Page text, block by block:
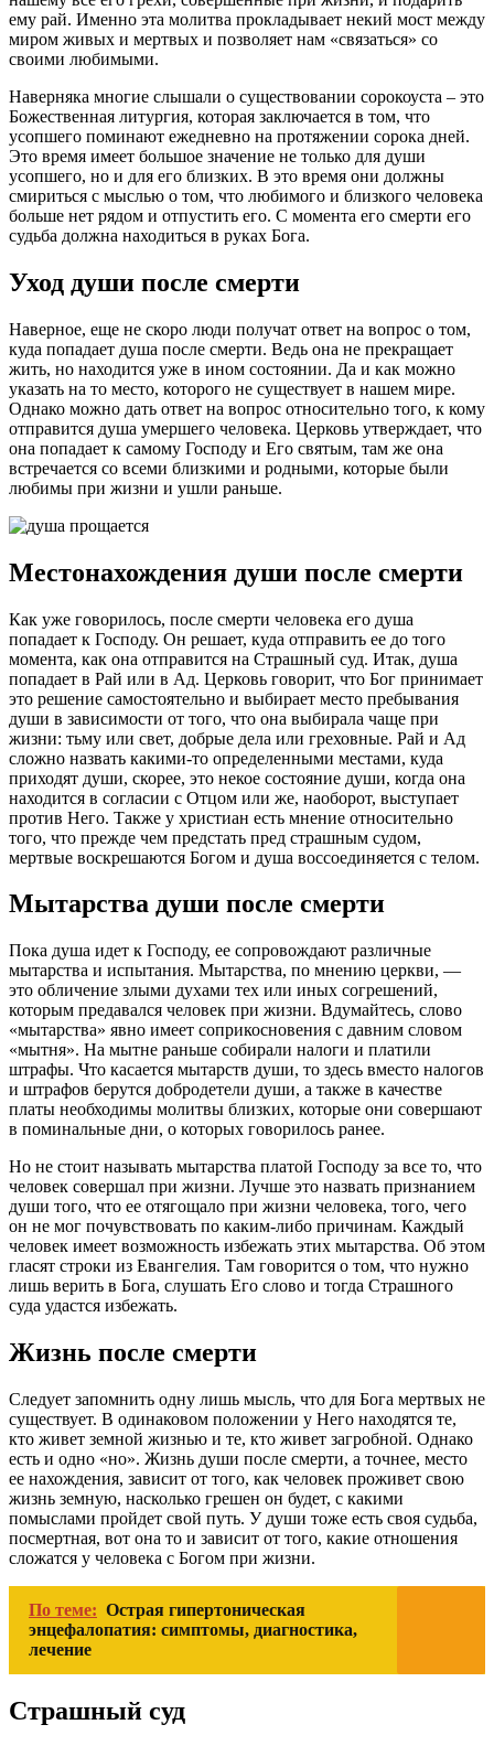
ему рай. Именно эта молитва прокладывает некий мост между
миром живых и мертвых и позволяет нам «связаться» со
своими любимыми.
Наверняка многие слышали о существовании сорокоуста – это
Божественная литургия, которая заключается в том, что
усопшего поминают ежедневно на протяжении сорока дней.
Это время имеет большое значение не только для души
усопшего, но и для его близких. В это время они должны
смириться с мыслью о том, что любимого и близкого человека
больше нет рядом и отпустить его. С момента его смерти его
судьба должна находиться в руках Бога.
Уход души после смерти
Наверное, еще не скоро люди получат ответ на вопрос о том,
куда попадает душа после смерти. Ведь она не прекращает
жить, но находится уже в ином состоянии. Да и как можно
указать на то место, которого не существует в нашем мире.
Однако можно дать ответ на вопрос относительно того, к кому
отправится душа умершего человека. Церковь утверждает, что
она попадает к самому Господу и Его святым, там же она
встречается со всеми близкими и родными, которые были
любимы при жизни и ушли раньше.
Местонахождения души после смерти
Как уже говорилось, после смерти человека его душа
попадает к Господу. Он решает, куда отправить ее до того
момента, как она отправится на Страшный суд. Итак, душа
попадает в Рай или в Ад. Церковь говорит, что Бог принимает
это решение самостоятельно и выбирает место пребывания
души в зависимости от того, что она выбирала чаще при
жизни: тьму или свет, добрые дела или греховные. Рай и Ад
сложно назвать какими-то определенными местами, куда
приходят души, скорее, это некое состояние души, когда она
находится в согласии с Отцом или же, наоборот, выступает
против Него. Также у христиан есть мнение относительно
того, что прежде чем предстать пред страшным судом,
мертвые воскрешаются Богом и душа воссоединяется с телом.
Мытарства души после смерти
Пока душа идет к Господу, ее сопровождают различные
мытарства и испытания. Мытарства, по мнению церкви, —
это обличение злыми духами тех или иных согрешений,
которым предавался человек при жизни. Вдумайтесь, слово
«мытарства» явно имеет соприкосновения с давним словом
«мытня». На мытне раньше собирали налоги и платили
штрафы. Что касается мытарств души, то здесь вместо налогов
и штрафов берутся добродетели души, а также в качестве
платы необходимы молитвы близких, которые они совершают
в поминальные дни, о которых говорилось ранее.
Но не стоит называть мытарства платой Господу за все то, что
человек совершал при жизни. Лучше это назвать признанием
души того, что ее отягощало при жизни человека, того, чего
он не мог почувствовать по каким-либо причинам. Каждый
человек имеет возможность избежать этих мытарства. Об этом
гласят строки из Евангелия. Там говорится о том, что нужно
лишь верить в Бога, слушать Его слово и тогда Страшного
суда удастся избежать.
Жизнь после смерти
Следует запомнить одну лишь мысль, что для Бога мертвых не
существует. В одинаковом положении у Него находятся те,
кто живет земной жизнью и те, кто живет загробной. Однако
есть и одно «но». Жизнь души после смерти, а точнее, место
ее нахождения, зависит от того, как человек проживет свою
жизнь земную, насколько грешен он будет, с какими
помыслами пройдет свой путь. У души тоже есть своя судьба,
посмертная, вот она то и зависит от того, какие отношения
сложатся у человека с Богом при жизни.
По теме: Острая гипертоническая
энцефалопатия: симптомы, диагностика,
лечение
Страшный суд